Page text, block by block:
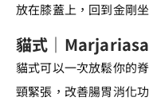
放在膝蓋上，回到金剛坐
貓式｜
貓式可以一次放鬆你的
頸緊張，改善腸胃消化